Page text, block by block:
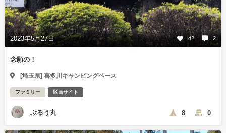
2023年5月27日 42 2
念願の！
[埼玉県] 喜多川キャンピングベース
ファミリー 区画サイト
ぶるう丸 8 0